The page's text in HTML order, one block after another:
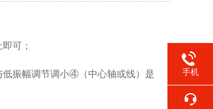
可；
振幅调节调小④（中心轴或线）是
手机